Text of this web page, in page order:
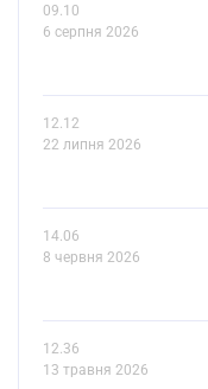
09.10
6 серпня 2026
12.12
22 липня 2026
14.06
8 червня 2026
12.36
13 травня 2026